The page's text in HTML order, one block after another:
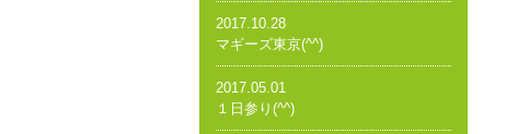
2017.10.28
マギーズ東京(^^)
2017.05.01
１日参り(^^)